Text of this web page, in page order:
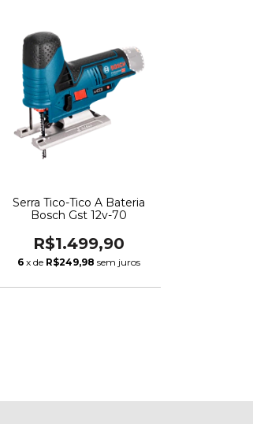
Serra Tico-Tico A Bateria
Bosch Gst 12v-70
R$1.499,90
6 x de R$249,98 sem juros